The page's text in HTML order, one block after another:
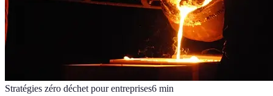
Stratégies zéro déchet pour entreprises6 min